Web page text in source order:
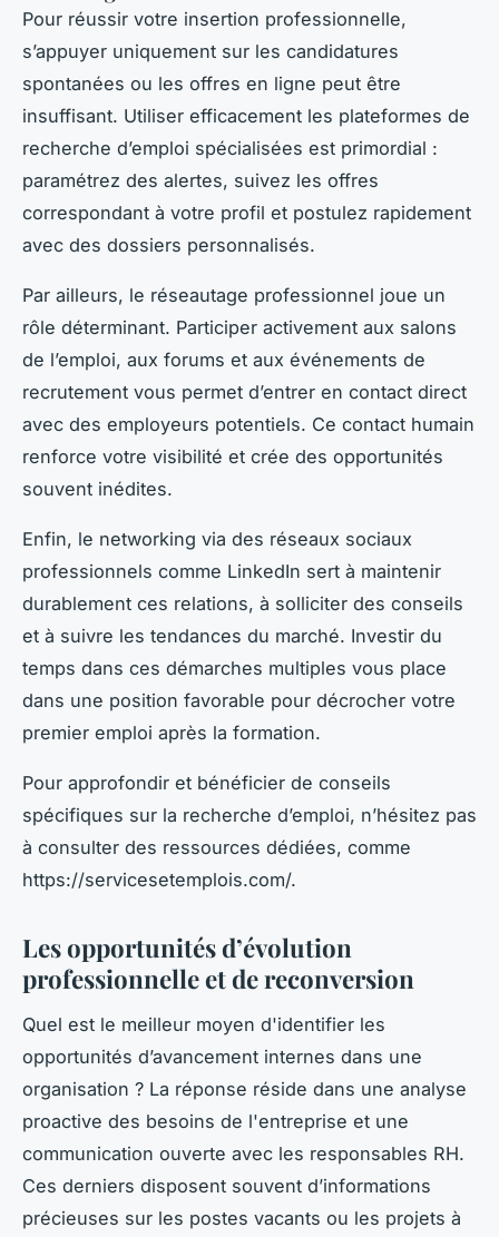
Pour réussir votre insertion professionnelle,
s’appuyer uniquement sur les candidatures
spontanées ou les offres en ligne peut être
insuffisant. Utiliser efficacement les plateformes de
recherche d’emploi spécialisées est primordial :
paramétrez des alertes, suivez les offres
correspondant à votre profil et postulez rapidement
avec des dossiers personnalisés.
Par ailleurs, le réseautage professionnel joue un
rôle déterminant. Participer activement aux salons
de l’emploi, aux forums et aux événements de
recrutement vous permet d’entrer en contact direct
avec des employeurs potentiels. Ce contact humain
renforce votre visibilité et crée des opportunités
souvent inédites.
Enfin, le networking via des réseaux sociaux
professionnels comme LinkedIn sert à maintenir
durablement ces relations, à solliciter des conseils
et à suivre les tendances du marché. Investir du
temps dans ces démarches multiples vous place
dans une position favorable pour décrocher votre
premier emploi après la formation.
Pour approfondir et bénéficier de conseils
spécifiques sur la recherche d’emploi, n’hésitez pas
à consulter des ressources dédiées, comme
https://servicesetemplois.com/.
Les opportunités d’évolution
professionnelle et de reconversion
Quel est le meilleur moyen d'identifier les
opportunités d’avancement internes dans une
organisation ? La réponse réside dans une analyse
proactive des besoins de l'entreprise et une
communication ouverte avec les responsables RH.
Ces derniers disposent souvent d’informations
précieuses sur les postes vacants ou les projets à